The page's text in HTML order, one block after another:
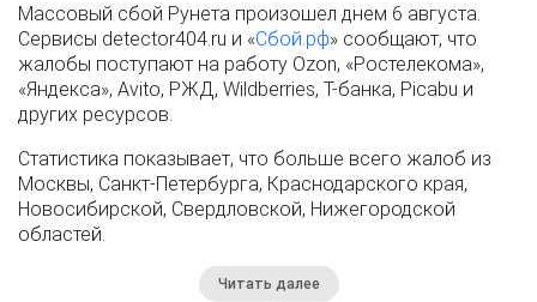
Массовый сбой Рунета произошел днем 6 августа.
Сервисы detector404.ru и «Сбой.рф» сообщают, что
жалобы поступают на работу Ozon, «Ростелекома»,
«Яндекса», Avito, РЖД, Wildberries, Т-банка, Picabu и
других ресурсов.
Статистика показывает, что больше всего жалоб из
Москвы, Санкт-Петербурга, Краснодарского края,
Новосибирской, Свердловской, Нижегородской
областей.
Читать далее